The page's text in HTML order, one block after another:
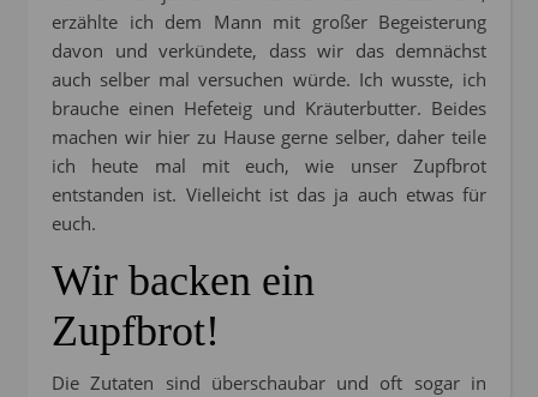
erzählte ich dem Mann mit großer Begeisterung
davon und verkündete, dass wir das demnächst
auch selber mal versuchen würde. Ich wusste, ich
brauche einen Hefeteig und Kräuterbutter. Beides
machen wir hier zu Hause gerne selber, daher teile
ich heute mal mit euch, wie unser Zupfbrot
entstanden ist. Vielleicht ist das ja auch etwas für
euch.
Wir backen ein
Zupfbrot!
Die Zutaten sind überschaubar und oft sogar in